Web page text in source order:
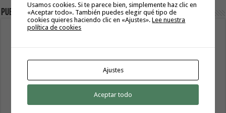
Publicidad
Usamos cookies. Si te parece bien, simplemente haz clic en
«Aceptar todo». También puedes elegir qué tipo de
cookies quieres haciendo clic en «Ajustes».Lee nuestra
política de cookies
Ajustes
Aceptar todo